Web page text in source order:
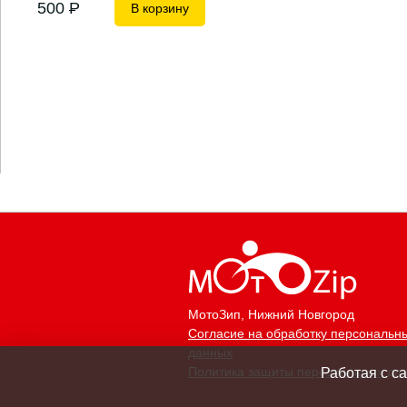
500 P В корзину
МотоЗип , Нижний Новгород
Согласие на обработку
данных
Политика защиты персональных
Работая с